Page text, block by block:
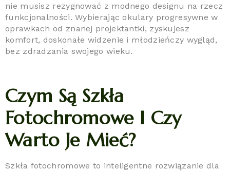
nie musisz rezygnować z modnego designu na rzecz
funkcjonalności. Wybierając okulary progresywne w
oprawkach od znanej projektantki, zyskujesz
komfort, doskonałe widzenie i młodzieńczy wygląd,
bez zdradzania swojego wieku.
Czym Są Szkła
Fotochromowe I Czy
Warto Je Mieć?
Szkła fotochromowe to inteligentne rozwiązanie dla